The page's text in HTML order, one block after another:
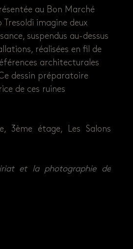
au Bon Marché
Tresoldi imagine deux
suspendus au-dessus
réalisées en fil de
architecturales
dessin préparatoire
de ces ruines
3ème étage, Les Salons
et la photographie de